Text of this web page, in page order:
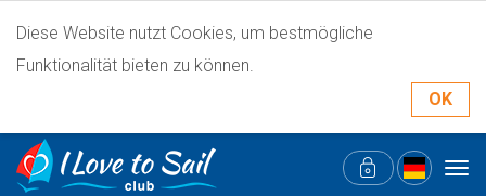
Diese Website nutzt Cookies, um bestmögliche
Funktionalität bieten zu können.
OK